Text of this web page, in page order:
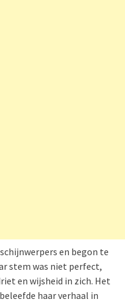
en begon te
stem was niet perfect,
en wijsheid in zich. Het
haar verhaal in